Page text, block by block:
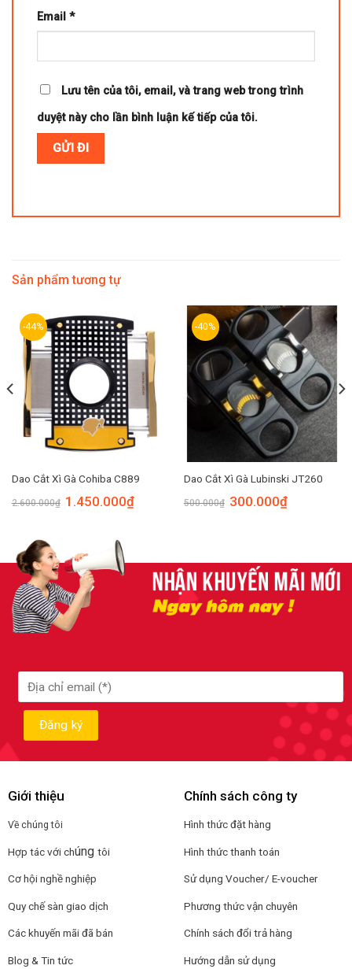
Email *
Lưu tên của tôi, email, và trang web trong trình
duyệt này cho lần bình luận kế tiếp của tôi.
Sản phẩm tương tự
-44%
Dao Cắt Xì Gà Cohiba C889
2.600.000₫ 1.450.000₫
-40%
Dao Cắt Xì Gà Lubinski JT260
500.000₫ 300.000₫
Giới thiệu
Về chúng tôi
Hợp tác với chúng tôi
Cơ hội nghề nghiệp
Quy chế sàn giao dịch
Các khuyến mãi đã bán
Blog & Tin tức
Chính sách công ty
Hình thức đặt hàng
Hình thức thanh toán
Sử dụng Voucher/ E-voucher
Phương thức vận chuyên
Chính sách đổi trả hàng
Hướng dẫn sử dụng